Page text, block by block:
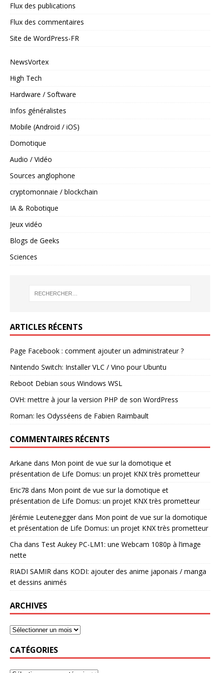
Flux des publications
Flux des commentaires
Site de WordPress-FR
NewsVortex
High Tech
Hardware / Software
Infos généralistes
Mobile (Android / iOS)
Domotique
Audio / Vidéo
Sources anglophone
cryptomonnaie / blockchain
IA & Robotique
Jeux vidéo
Blogs de Geeks
Sciences
ARTICLES RÉCENTS
Page Facebook : comment ajouter un administrateur ?
Nintendo Switch: Installer VLC / Vino pour Ubuntu
Reboot Debian sous Windows WSL
OVH: mettre à jour la version PHP de son WordPress
Roman: les Odysséens de Fabien Raimbault
COMMENTAIRES RÉCENTS
Arkane dans Mon point de vue sur la domotique et
présentation de Life Domus: un projet KNX très prometteur
Eric78 dans Mon point de vue sur la domotique et
présentation de Life Domus: un projet KNX très prometteur
Jérémie Leuteneggerdans Mon point de vue sur la domotique
et présentation de Life Domus: un projet KNX très prometteur
Cha dans Test Aukey PC-LM1: une Webcam 1080p à l’image
nette
RIADI SAMIR dans KODI: ajouter des anime japonais / manga
et dessins animés
ARCHIVES
CATÉGORIES